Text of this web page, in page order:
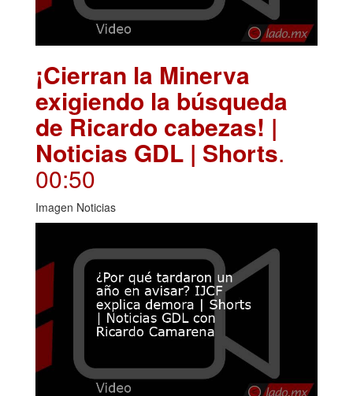
¡Cierran la Minerva
exigiendo la búsqueda
de Ricardo cabezas! |
Noticias GDL | Shorts.
00:50
Imagen Noticias